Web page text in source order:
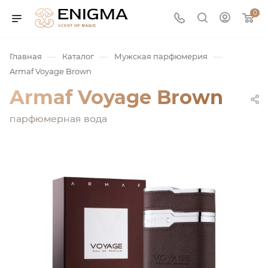
0
Главная — Каталог — Мужская парфюмерия —
Armaf Voyage Brown
Armaf Voyage Brown
парфюмерная вода